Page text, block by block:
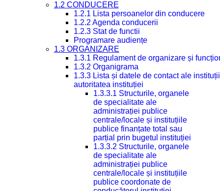
1.2 CONDUCERE
1.2.1 Lista persoanelor din conducere
1.2.2 Agenda conducerii
1.2.3 Stat de functii
Programare audiențe
1.3 ORGANIZARE
1.3.1 Regulament de organizare și
1.3.2 Organigrama
1.3.3 Lista și datele de contact ale
autoritatea instituției
1.3.3.1 Structurile, organele
de specialitate ale
administrației publice
centrale/locale și instituțiile
publice finanțate total sau
parțial prin bugetul instituției
1.3.3.2 Structurile, organele
de specialitate ale
administrației publice
centrale/locale și instituțiile
publice coordonate de